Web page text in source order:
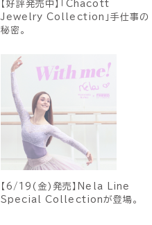
【好評発売中】「Chacott
Jewelry Collection」手仕事の
秘密。
【6/19(金)発売】Nela Line
Special Collectionが登場。